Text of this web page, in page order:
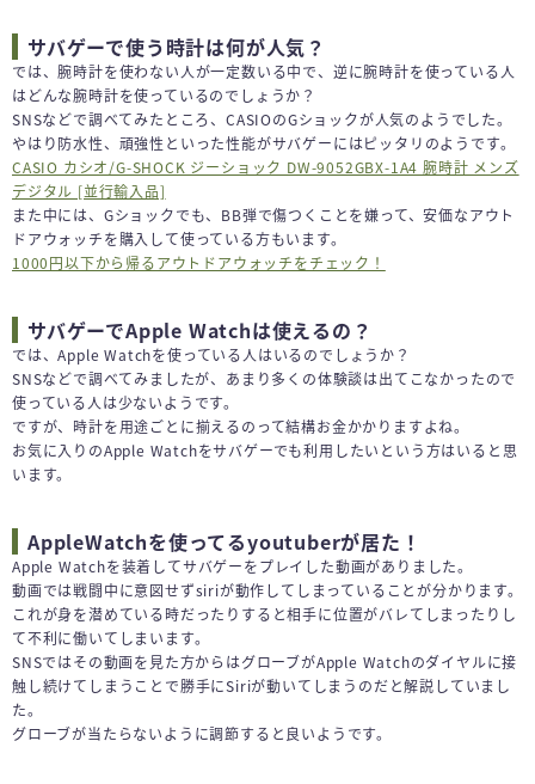
サバゲーで使う時計は何が人気？
では、腕時計を使わない人が一定数いる中で、逆に腕時計を使っている人
はどんな腕時計を使っているのでしょうか？
SNSなどで調べてみたところ、CASIOのGショックが人気のようでした。
やはり防水性、頑強性といった性能がサバゲーにはピッタリのようです。
CASIO カシオ/G-SHOCK ジーショック DW-9052GBX-1A4 腕時計 メンズ
デジタル [並行輸入品]
また中には、Gショックでも、BB弾で傷つくことを嫌って、安価なアウト
ドアウォッチを購入して使っている方もいます。
1000円以下から帰るアウトドアウォッチをチェック！
サバゲーでApple Watchは使えるの？
では、Apple Watchを使っている人はいるのでしょうか？
SNSなどで調べてみましたが、あまり多くの体験談は出てこなかったので
使っている人は少ないようです。
ですが、時計を用途ごとに揃えるのって結構お金かかりますよね。
お気に入りのApple Watchをサバゲーでも利用したいという方はいると思
います。
AppleWatchを使ってるyoutuberが居た！
Apple Watchを装着してサバゲーをプレイした動画がありました。
動画では戦闘中に意図せずsiriが動作してしまっていることが分かります。
これが身を潜めている時だったりすると相手に位置がバレてしまったりし
て不利に働いてしまいます。
SNSではその動画を見た方からはグローブがApple Watchのダイヤルに接
触し続けてしまうことで勝手にSiriが動いてしまうのだと解説していまし
た。
グローブが当たらないように調節すると良いようです。